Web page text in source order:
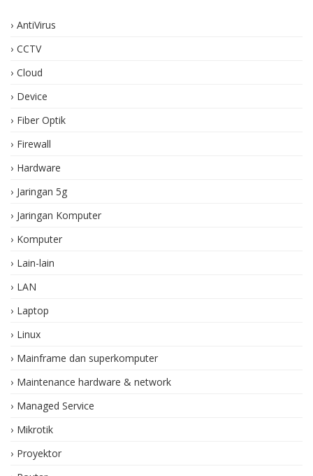
AntiVirus
CCTV
Cloud
Device
Fiber Optik
Firewall
Hardware
Jaringan 5g
Jaringan Komputer
Komputer
Lain-lain
LAN
Laptop
Linux
Mainframe dan superkomputer
Maintenance hardware & network
Managed Service
Mikrotik
Proyektor